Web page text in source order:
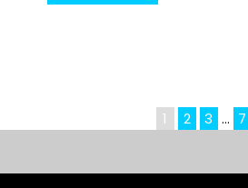
1 2 3 … 7